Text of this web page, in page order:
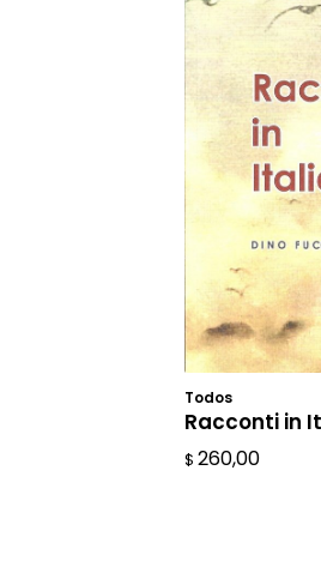
Todos
Racconti in
$ 260,00